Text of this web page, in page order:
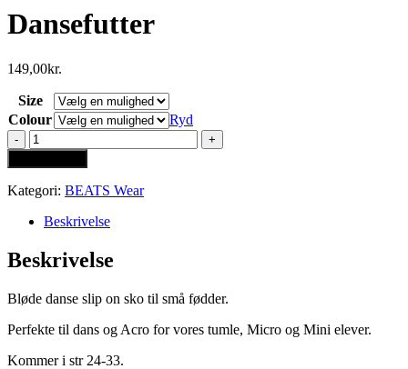
Dansefutter
149,00kr.
Size
Colour
Ryd
Dansefutter
antal
Kategori: BEATS Wear
Beskrivelse
Beskrivelse
Bløde danse slip on sko til små fødder.
Perfekte til dans og Acro for vores tumle, Micro og Mini elever.
Kommer i str 24-33.